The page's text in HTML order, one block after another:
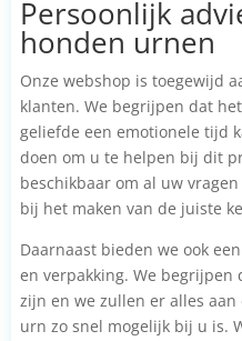
Persoonlijk
honden urnen
Onze webshop is toegewijd
klanten. We begrijpen dat
geliefde een emotionele tijd
doen om u te helpen bij dit
beschikbaar om al uw
bij het maken van de juiste
Daarnaast bieden we ook
en verpakking. We begrijpen
zijn en we zullen er alles
urn zo snel mogelijk bij u is.